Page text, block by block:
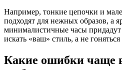
Например, тонкие цепочки и
подходят для нежных образов, а
минималистичные часы
искать «ваш» стиль, а не
Какие ошибки чаще